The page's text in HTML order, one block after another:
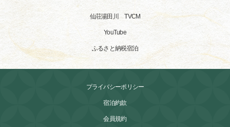
仙荘湯田川 TVCM
YouTube
ふるさと納税宿泊
プライバシーポリシー
宿泊約款
会員規約